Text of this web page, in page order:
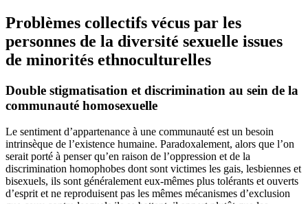
Problèmes collectifs vécus par les
personnes de la diversité sexuelle issues
de minorités ethnoculturelles
Double stigmatisation et discrimination au sein de la
communauté homosexuelle
Le sentiment d’appartenance à une communauté est un besoin
intrinsèque de l’existence humaine. Paradoxalement, alors que l’on
serait porté à penser qu’en raison de l’oppression et de la
discrimination homophobes dont sont victimes les gais, lesbiennes et
bisexuels, ils sont généralement eux-mêmes plus tolérants et ouverts
d’esprit et ne reproduisent pas les mêmes mécanismes d’exclusion